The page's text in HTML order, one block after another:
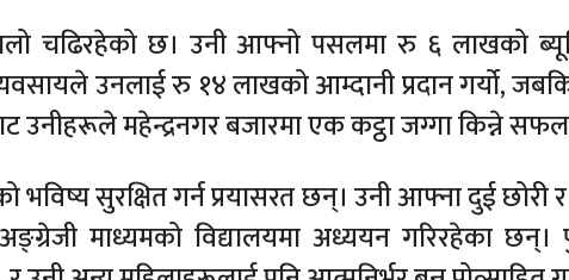
चढिरहेको छ। उनी आफ्नो पसलमा रु ६ लाखको
उनलाई रु १४ लाखको आम्दानी प्रदान गर्यो,
महेन्द्रनगर बजारमा एक कट्ठा जग्गा किन्ने
भविष्य सुरक्षित गर्न प्रयासरत छन्। उनी आफ्ना दुई
माध्यमको विद्यालयमा अध्ययन गरिरहेका